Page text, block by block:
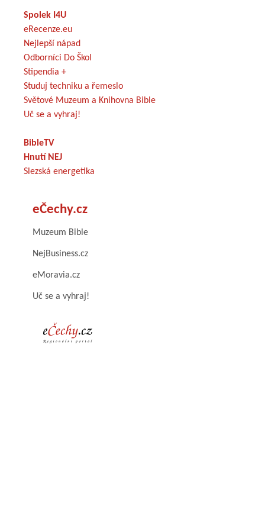
Spolek I4U
eRecenze.eu
Nejlepší nápad
Odborníci Do Škol
Stipendia +
Studuj techniku a řemeslo
Světové Muzeum a Knihovna Bible
Uč se a vyhraj!
BibleTV
Hnutí NEJ
Slezská energetika
eČechy.cz
Muzeum Bible
NejBusiness.cz
eMoravia.cz
Uč se a vyhraj!